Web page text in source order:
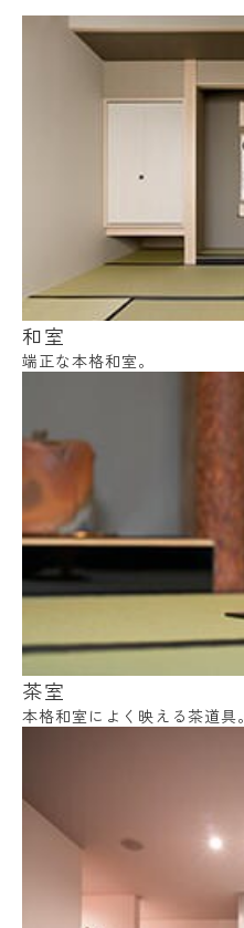
和室
端正な本格和室。
茶室
本格和室によく映える茶道具。